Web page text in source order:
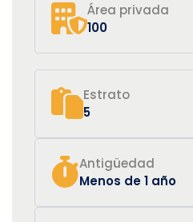
Área privada
100
Estrato
5
Antigüedad
Menos de 1 año